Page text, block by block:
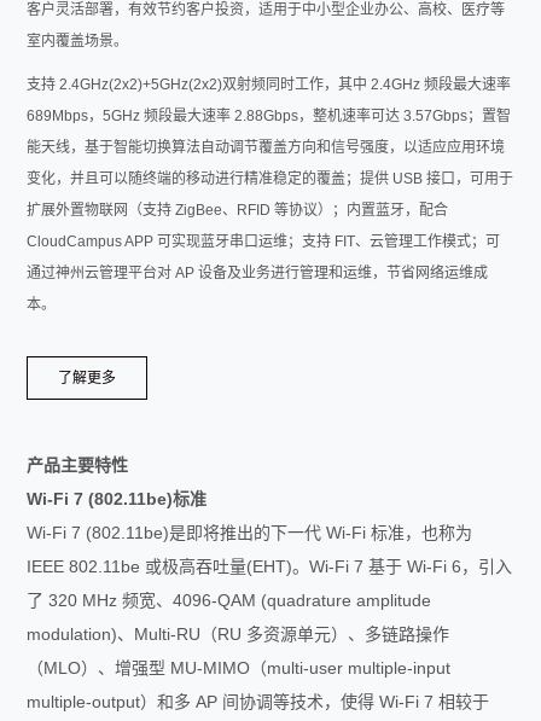
客户灵活部署，有效节约客户投资，适用于中小型企业办公、高校、医疗等
室内覆盖场景。
支持 2.4GHz(2x2)+5GHz(2x2)双射频同时工作，其中 2.4GHz 频段最大速率
689Mbps，5GHz 频段最大速率 2.88Gbps，整机速率可达 3.57Gbps；置智
能天线，基于智能切换算法自动调节覆盖方向和信号强度，以适应应用环境
变化，并且可以随终端的移动进行精准稳定的覆盖；提供 USB 接口，可用于
扩展外置物联网（支持 ZigBee、RFID 等协议）；内置蓝牙，配合
CloudCampus APP 可实现蓝牙串口运维；支持 FIT、云管理工作模式；可
通过神州云管理平台对 AP 设备及业务进行管理和运维，节省网络运维成
本。
了解更多
产品主要特性
Wi-Fi 7 (802.11be)标准
Wi-Fi 7 (802.11be)是即将推出的下一代 Wi-Fi 标准，也称为
IEEE 802.11be 或极高吞吐量(EHT)。Wi-Fi 7 基于 Wi-Fi 6，引入
了 320 MHz 频宽、4096-QAM (quadrature amplitude
modulation)、Multi-RU（RU 多资源单元）、多链路操作
（MLO）、增强型 MU-MIMO（multi-user multiple-input
multiple-output）和多 AP 间协调等技术，使得 Wi-Fi 7 相较于